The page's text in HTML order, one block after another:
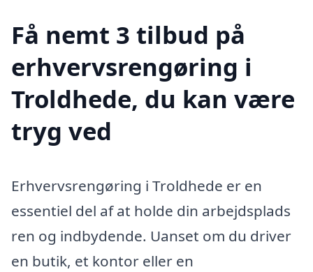
Få nemt 3 tilbud på
erhvervsrengøring i
Troldhede, du kan være
tryg ved
Erhvervsrengøring i Troldhede er en
essentiel del af at holde din arbejdsplads
ren og indbydende. Uanset om du driver
en butik, et kontor eller en